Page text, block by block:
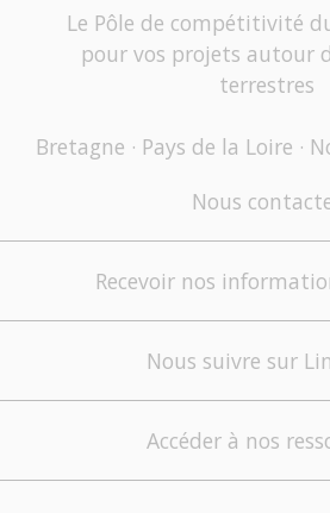
Le Pôle de compétitivité
pour vos projets autour
terrestres
Bretagne · Pays de la Loire ·
Nous
Recevoir nos
Nous suivre sur
Accéder à nos